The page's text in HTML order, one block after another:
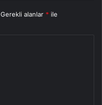
Gerekli alanlar * ile